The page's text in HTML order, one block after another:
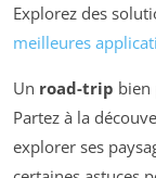
Explorez des
meilleures
Un road-trip bien
Partez à la
explorer ses